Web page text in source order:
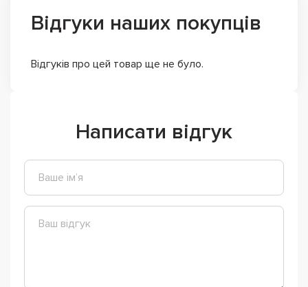
Відгуки наших покупців
Відгуків про цей товар ще не було.
Написати відгук